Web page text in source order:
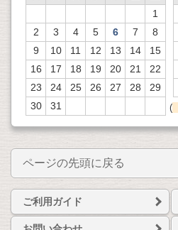
1
2
3 4 5 6 7
8
9
10 11 12 13 14
15
16
17 18 19 20 21
22
23
24 25 26 27 28
29
30
31 (
ページの先頭に戻る
ご利用ガイド